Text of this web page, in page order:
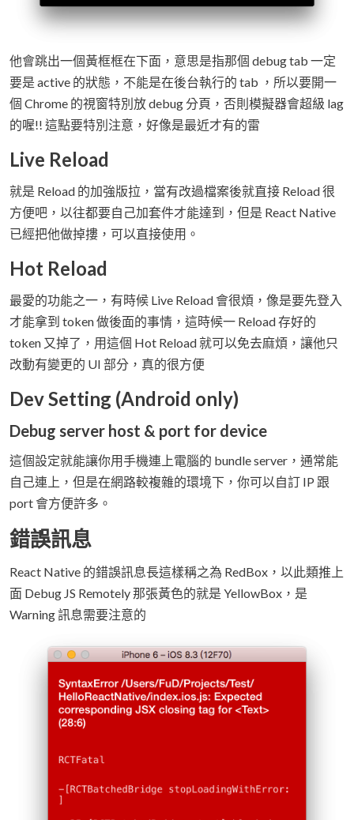
他會跳出一個黃框框在下面，意思是指那個 debug tab 一定
要是 active 的狀態，不能是在後台執行的 tab ，所以要開一
個 Chrome 的視窗特別放 debug 分頁，否則模擬器會超級 lag
的喔!! 這點要特別注意，好像是最近才有的雷
Live Reload
就是 Reload 的加強版拉，當有改過檔案後就直接 Reload 很
方便吧，以往都要自己加套件才能達到，但是 React Native
已經把他做掉摟，可以直接使用。
Hot Reload
最愛的功能之一，有時候 Live Reload 會很煩，像是要先登入
才能拿到 token 做後面的事情，這時候一 Reload 存好的
token 又掉了，用這個 Hot Reload 就可以免去麻煩，讓他只
改動有變更的 UI 部分，真的很方便
Dev Setting (Android only)
Debug server host & port for device
這個設定就能讓你用手機連上電腦的 bundle server，通常能
自己連上，但是在網路較複雜的環境下，你可以自訂 IP 跟
port 會方便許多。
錯誤訊息
React Native 的錯誤訊息長這樣稱之為 RedBox，以此類推上
面 Debug JS Remotely 那張黃色的就是 YellowBox，是
Warning 訊息需要注意的